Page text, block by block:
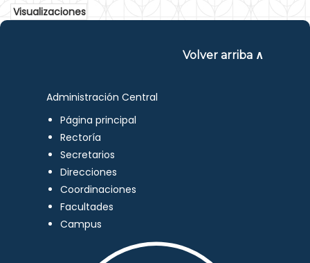
Visualizaciones
Volver arriba ∧
Administración Central
Página principal
Rectoría
Secretarios
Direcciones
Coordinaciones
Facultades
Campus